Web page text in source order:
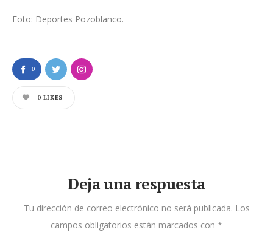
Foto: Deportes Pozoblanco.
0
0 LIKES
Deja una respuesta
Tu dirección de correo electrónico no será publicada. Los
campos obligatorios están marcados con *